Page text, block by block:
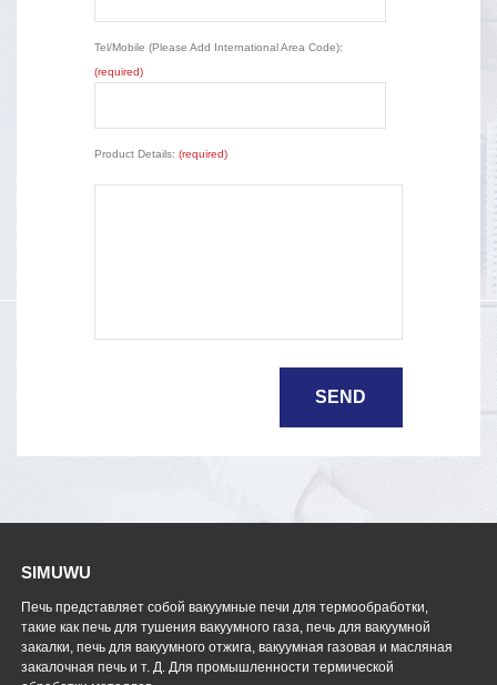
Tel/Mobile (Please Add International Area Code):
(required)
Product Details: (required)
SIMUWU
Печь представляет собой вакуумные печи для термообработки,
такие как печь для тушения вакуумного газа, печь для вакуумной
закалки, печь для вакуумного отжига, вакуумная газовая и масляная
закалочная печь и т. Д. Для промышленности термической